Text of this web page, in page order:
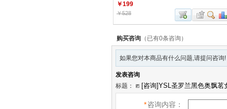
￥199
￥528
购买咨询 （已有0条咨询）
如果您对本商品有什么问题,请提问咨询!
发表咨询
标题：
*咨询内容：